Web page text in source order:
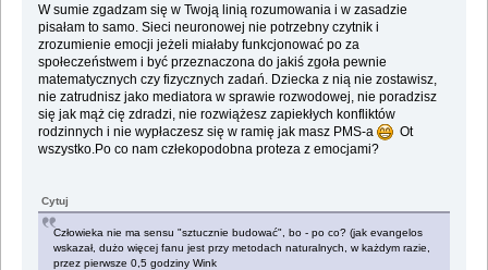
W sumie zgadzam się w Twoją linią rozumowania i w zasadzie
pisałam to samo. Sieci neuronowej nie potrzebny czytnik i
zrozumienie emocji jeżeli miałaby funkcjonować po za
społeczeństwem i być przeznaczona do jakiś zgoła pewnie
matematycznych czy fizycznych zadań. Dziecka z nią nie zostawisz,
nie zatrudnisz jako mediatora w sprawie rozwodowej, nie poradzisz
się jak mąż cię zdradzi, nie rozwiążesz zapiekłych konfliktów
rodzinnych i nie wypłaczesz się w ramię jak masz PMS-a
Ot
wszystko.Po co nam człekopodobna proteza z emocjami?
Cytuj
Człowieka nie ma sensu "sztucznie budować", bo - po co? (jak evangelos
wskazał, dużo więcej fanu jest przy metodach naturalnych, w każdym razie,
przez pierwsze 0,5 godziny Wink